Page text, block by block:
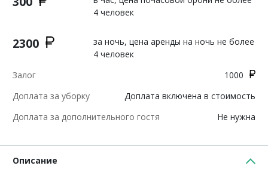
4 человек
2300
за ночь, цена аренды на ночь не более
4 человек
Залог
1000
Доплата за уборку
Доплата включена в стоимость
Доплата за дополнительного гостя
Не нужна
Описание